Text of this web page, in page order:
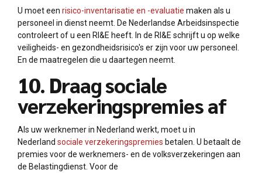
U moet een risico-inventarisatie en -evaluatie maken als u
personeel in dienst neemt. De Nederlandse Arbeidsinspectie
controleert of u een RI&E heeft. In de RI&E schrijft u op welke
veiligheids- en gezondheidsrisico's er zijn voor uw personeel.
En de maatregelen die u daartegen neemt.
10. Draag sociale
verzekeringspremies af
Als uw werknemer in Nederland werkt, moet u in
Nederland sociale verzekeringspremies betalen. U betaalt de
premies voor de werknemers- en de volksverzekeringen aan
de Belastingdienst. Voor de